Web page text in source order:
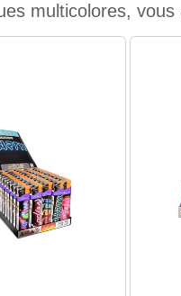
multicolores,